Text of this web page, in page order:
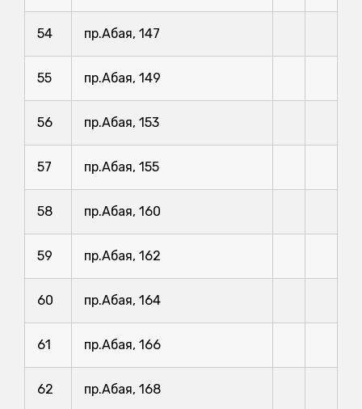
54 пр.Абая, 147
55 пр.Абая, 149
56 пр.Абая, 153
57 пр.Абая, 155
58 пр.Абая, 160
59 пр.Абая, 162
60 пр.Абая, 164
61 пр.Абая, 166
62 пр.Абая, 168